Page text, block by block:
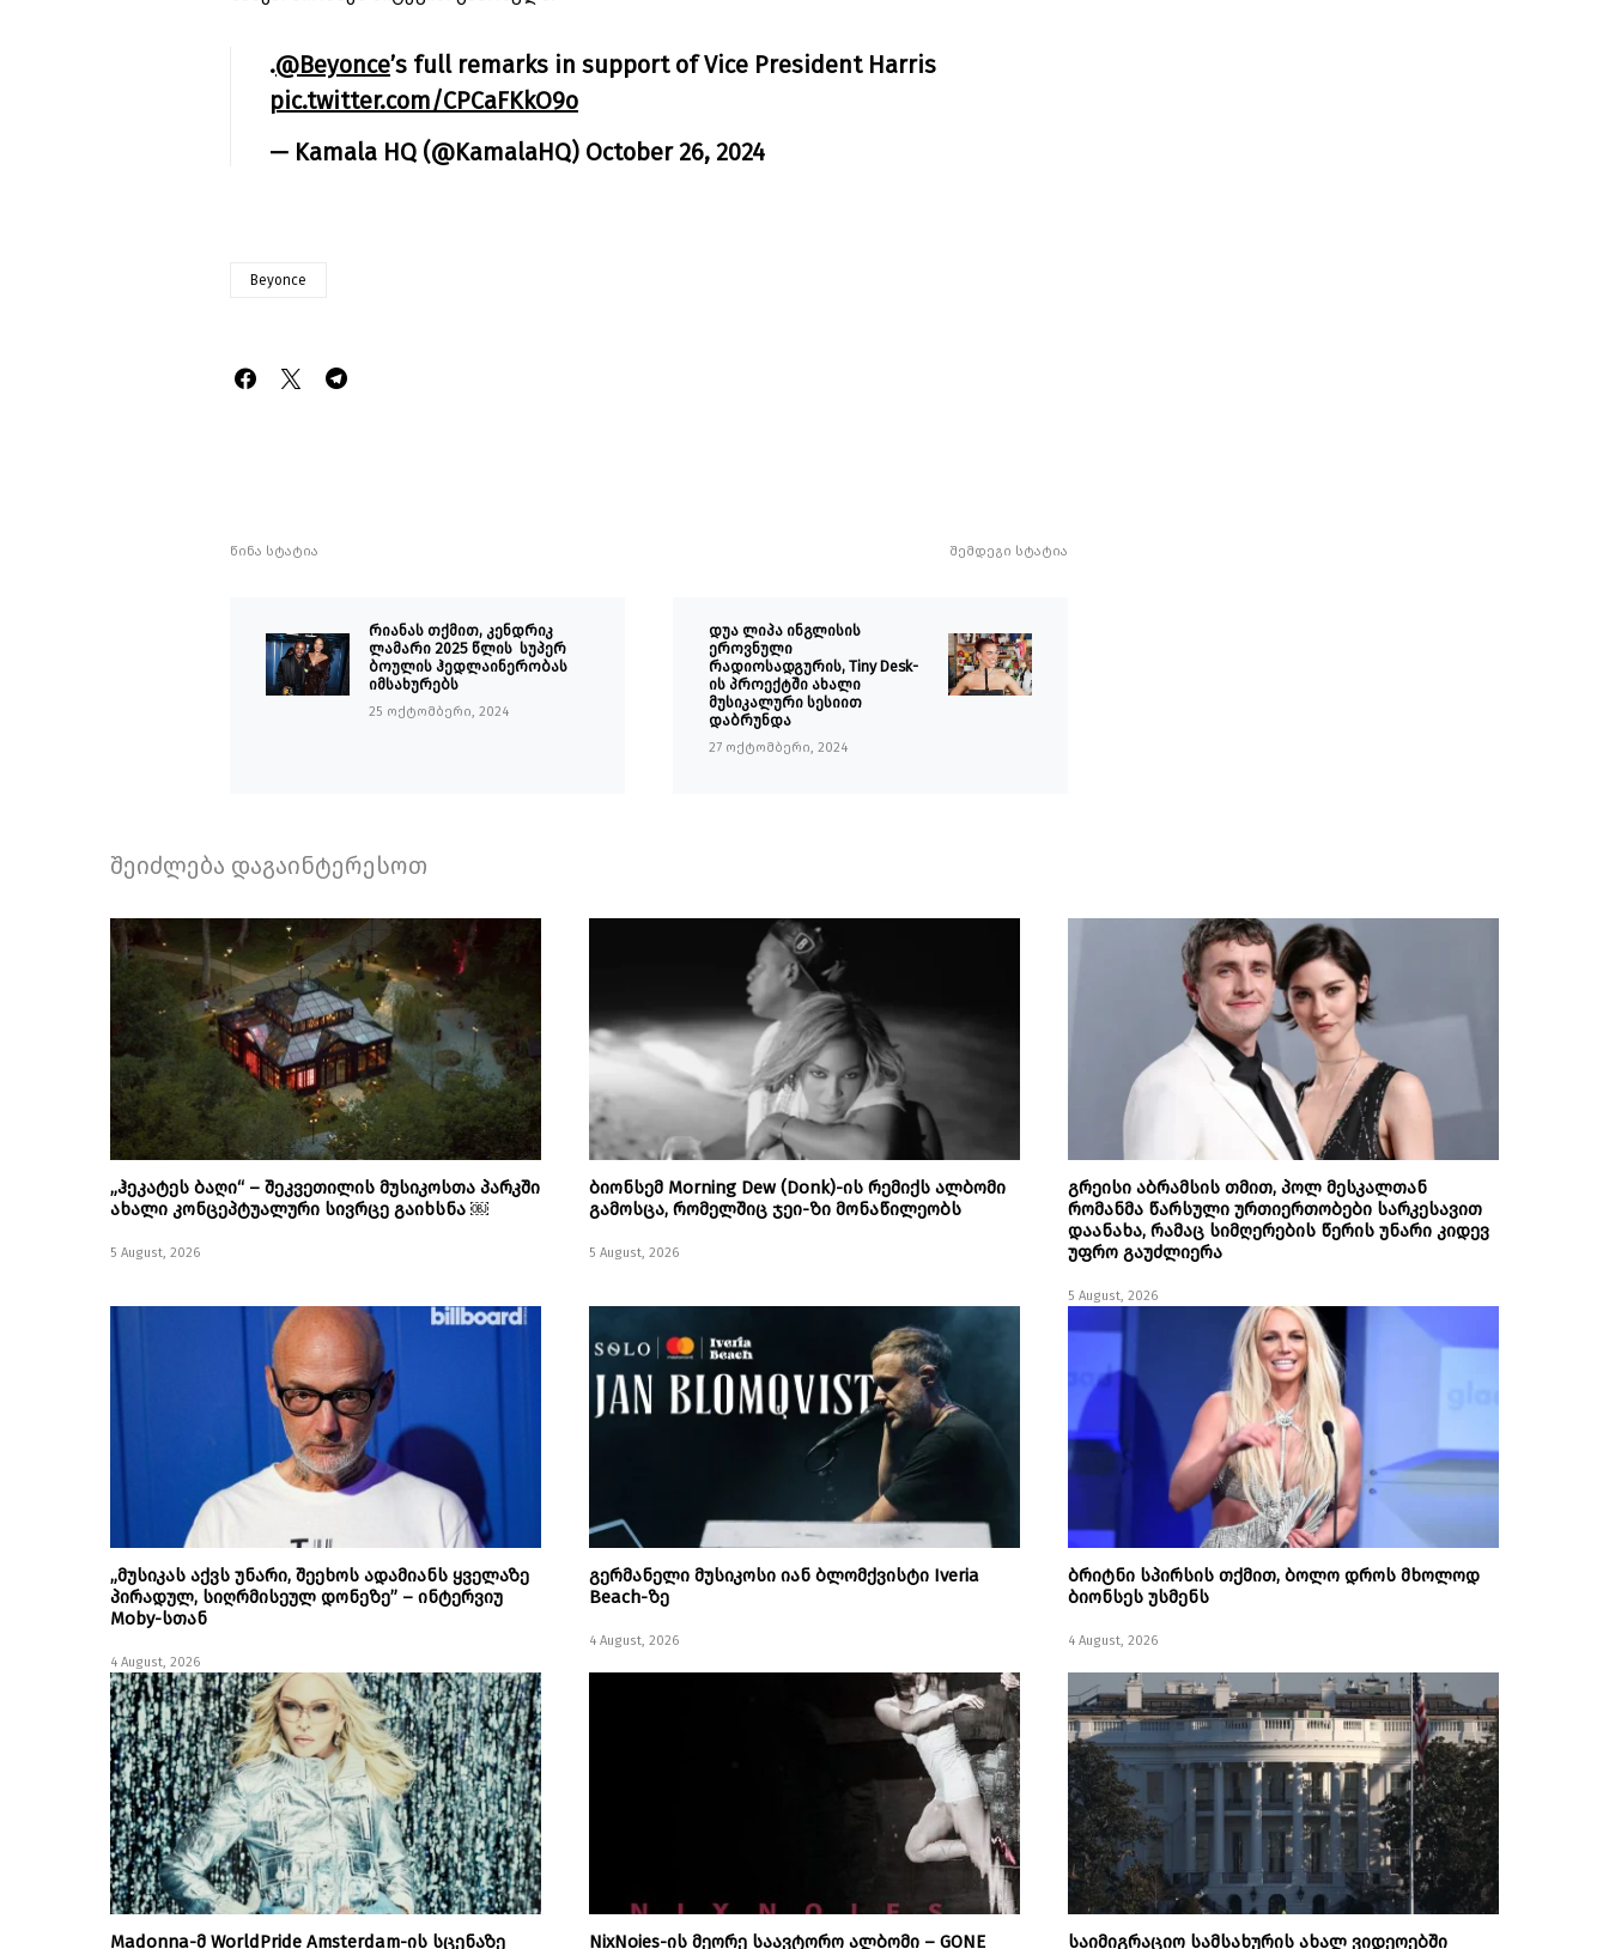
.@Beyonce’s full remarks in support of Vice President Harris
pic.twitter.com/CPCaFKkO9o
— Kamala HQ (@KamalaHQ) October 26, 2024
Beyonce
წინა სტატია
რიანას თქმით, კენდრიკ
ლამარი 2025 წლის სუპერ
ბოულის ჰედლაინერობას
იმსახურებს
25 ოქტომბერი, 2024
შემდეგი სტატია
დუა ლიპა ინგლისის
ეროვნული
რადიოსადგურის, Tiny Desk-
ის პროექტში ახალი
მუსიკალური სესიით
დაბრუნდა
27 ოქტომბერი, 2024
შეიძლება დაგაინტერესოთ
„ჰეკატეს ბაღი“ – შეკვეთილის მუსიკოსთა პარკში
ახალი კონცეპტუალური სივრცე გაიხსნა ￼
5 August, 2026
ბიონსემ Morning Dew (Donk)-ის რემიქს ალბომი
გამოსცა, რომელშიც ჯეი-ზი მონაწილეობს
5 August, 2026
გრეისი აბრამსის თმით, პოლ მესკალთან
რომანმა წარსული ურთიერთობები სარკესავით
დაანახა, რამაც სიმღერების წერის უნარი კიდევ
უფრო გაუძლიერა
5 August, 2026
„მუსიკას აქვს უნარი, შეეხოს ადამიანს ყველაზე
პირადულ, სიღრმისეულ დონეზე” – ინტერვიუ
Moby-სთან
4 August, 2026
გერმანელი მუსიკოსი იან ბლომქვისტი Iveria
Beach-ზე
4 August, 2026
ბრიტნი სპირსის თქმით, ბოლო დროს მხოლოდ
ბიონსეს უსმენს
4 August, 2026
Madonna-მ WorldPride Amsterdam-ის სცენაზე NixNoies-ის მეორე საავტორო ალბომი – GONE საიმიგრაციო სამსახურის ახალ ვიდეოებში